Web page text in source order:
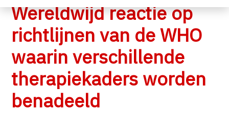
Wereldwijd reactie op
richtlijnen van de WHO
waarin verschillende
therapiekaders worden
benadeeld
ZOEK EEN THERAPEUT
CONTACT
ZOEK